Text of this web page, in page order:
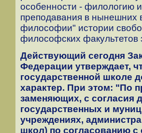
особенности - филологию
преподавания в нынешних
философии" истории
философских факультетов
Действующий сегодня
Федерации утверждает,
государственной школе
характер. При этом: "По
заменяющих, с согласия
государственных и
учреждениях,
школ) по согласованию